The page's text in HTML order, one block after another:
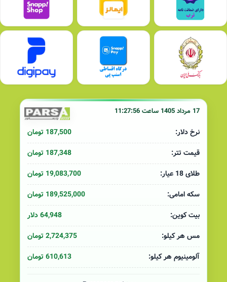
17 مرداد 1405 ساعت 11:27:56
نرخ دلار:
187,500 تومان
قیمت تتر:
187,348 تومان
طلای 18 عیار:
19,083,700 تومان
سکه امامی:
189,525,000 تومان
بیت کوین:
64,948 دلار
مس هر کیلو:
2,724,375 تومان
آلومینیوم هر کیلو:
610,613 تومان